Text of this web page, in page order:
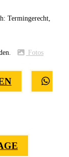
Termingerecht,
Fotos